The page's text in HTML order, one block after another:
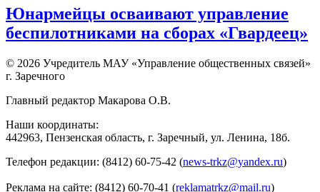
Юнармейцы осваивают управление
беспилотниками на сборах «Гвардеец»
© 2026 Учредитель МАУ «Управление общественных связей»
г. Заречного
Главный редактор Макарова О.В.
Наши координаты:
442963, Пензенская область, г. Заречный, ул. Ленина, 18б.
Телефон редакции: (8412) 60-75-42 (news-trkz@yandex.ru)
Реклама на сайте: (8412) 60-70-41 (reklamatrkz@mail.ru)